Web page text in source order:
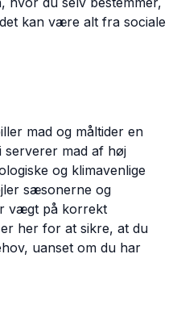
kan være alt fra sociale
mad og måltider en
serverer mad af høj
og klimavenlige
sæsonerne og
vægt på korrekt
her for at sikre, at du
uanset om du har